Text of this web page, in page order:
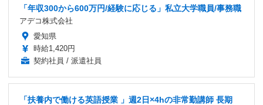
「年収300から600万円/経験に応じる」私立大学職員/事務職
アデコ株式会社
愛知県
時給1,420円
契約社員 / 派遣社員
「扶養内で働ける英語授業 」週2日×4hの非常勤講師 長期